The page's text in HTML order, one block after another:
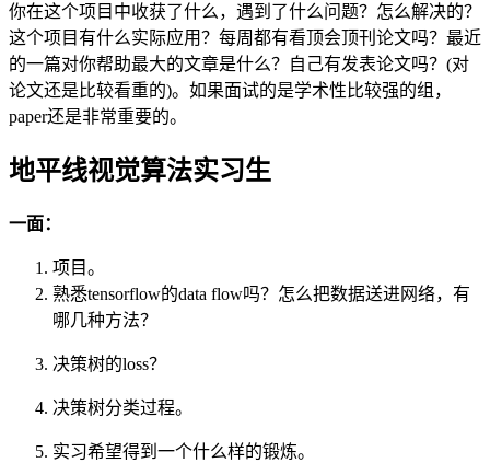
你在这个项目中收获了什么，遇到了什么问题？怎么解决的？
这个项目有什么实际应用？每周都有看顶会顶刊论文吗？最近
的一篇对你帮助最大的文章是什么？自己有发表论文吗？(对
论文还是比较看重的)。如果面试的是学术性比较强的组，
paper还是非常重要的。
地平线视觉算法实习生
一面：
项目。
熟悉tensorflow的data flow吗？怎么把数据送进网络，有
哪几种方法？
决策树的loss？
决策树分类过程。
实习希望得到一个什么样的锻炼。